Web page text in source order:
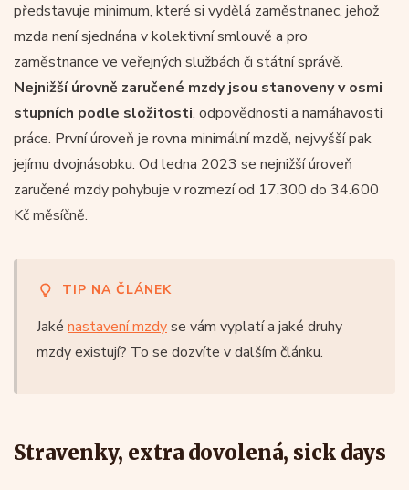
představuje minimum, které si vydělá zaměstnanec, jehož
mzda není sjednána v kolektivní smlouvě a pro
zaměstnance ve veřejných službách či státní správě.
Nejnižší úrovně zaručené mzdy jsou stanoveny v osmi
stupních podle složitosti, odpovědnosti a namáhavosti
práce. První úroveň je rovna minimální mzdě, nejvyšší pak
jejímu dvojnásobku. Od ledna 2023 se nejnižší úroveň
zaručené mzdy pohybuje v rozmezí od 17.300 do 34.600
Kč měsíčně.
TIP NA ČLÁNEK
Jaké nastavení mzdyse vám vyplatí a jaké druhy
mzdy existují? To se dozvíte v dalším článku.
Stravenky, extra dovolená, sick days